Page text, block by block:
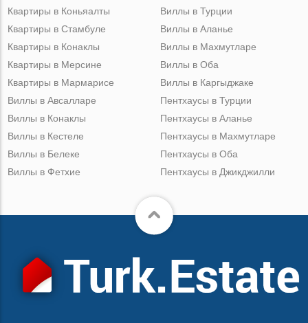
Квартиры в Коньяалты
Квартиры в Стамбуле
Квартиры в Конаклы
Квартиры в Мерсине
Квартиры в Мармарисе
Виллы в Турции
Виллы в Аланье
Виллы в Махмутларе
Виллы в Оба
Виллы в Каргыджаке
Виллы в Авсалларе
Виллы в Конаклы
Виллы в Кестеле
Виллы в Белеке
Виллы в Фетхие
Пентхаусы в Турции
Пентхаусы в Аланье
Пентхаусы в Махмутларе
Пентхаусы в Оба
Пентхаусы в Джикджилли